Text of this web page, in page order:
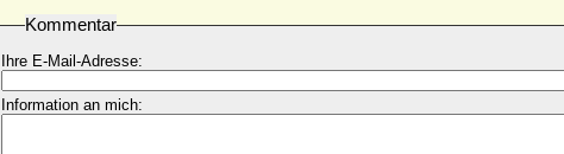
Kommentar
Ihre E-Mail-Adresse:
Information an mich: